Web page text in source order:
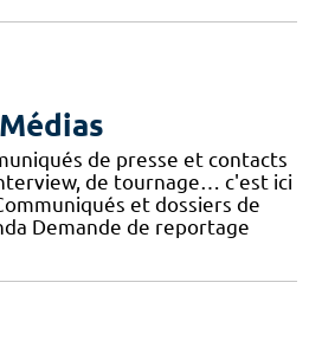
de presse et contacts
de tournage… c'est ici
et dossiers de
Demande de reportage